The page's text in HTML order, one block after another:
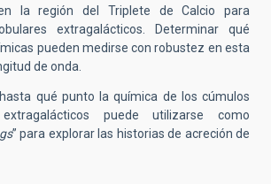
la región del Triplete de Calcio para
extragalácticos. Determinar qué
pueden medirse con robustez en esta
de onda.
qué punto la química de los cúmulos
puede utilizarse como
” para explorar las historias de acreción de